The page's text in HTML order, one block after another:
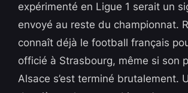
expérimenté en Ligue 1 serait un
envoyé au reste du championnat.
connaît déjà le football français
officié à Strasbourg, même si son
Alsace s’est terminé brutalement.